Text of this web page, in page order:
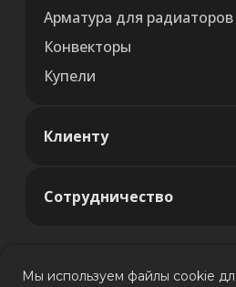
Мы используем файлы cookie
Арматура для радиаторов
Конвекторы
Купели
Клиенту
Сотрудничество